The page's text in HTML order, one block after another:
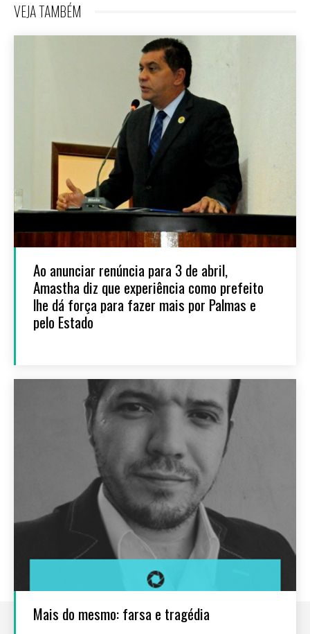
VEJA TAMBÉM
Ao anunciar renúncia para 3 de abril,
Amastha diz que experiência como prefeito
lhe dá força para fazer mais por Palmas e
pelo Estado
Mais do mesmo: farsa e tragédia